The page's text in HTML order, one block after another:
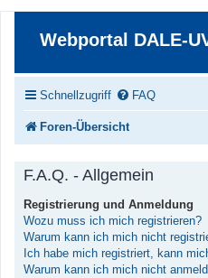
Webportal DALE-
Schnellzugriff FAQ
Foren-Übersicht
F.A.Q. - Allgemein
Registrierung und Anmeldung
Wozu muss ich mich registrieren?
Warum kann ich mich nicht
Ich habe mich registriert, kann
Warum kann ich mich nicht